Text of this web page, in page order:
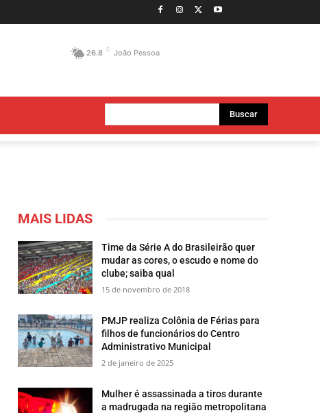
26.8 C João Pessoa
Buscar
MAIS LIDAS
Time da Série A do Brasileirão quer
mudar as cores, o escudo e nome do
clube; saiba qual
15 de novembro de 2018
PMJP realiza Colônia de Férias para
filhos de funcionários do Centro
Administrativo Municipal
2 de janeiro de 2025
Mulher é assassinada a tiros durante
a madrugada na região metropolitana